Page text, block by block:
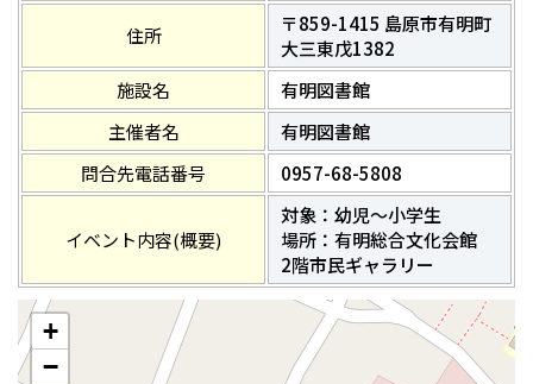
住所
〒859-1415 島原市有明町
大三東戊1382
施設名
有明図書館
主催者名
有明図書館
問合先電話番号
0957-68-5808
イベント内容(概要)
対象：幼児～小学生
場所：有明総合文化会館
2階市民ギャラリー
+
−